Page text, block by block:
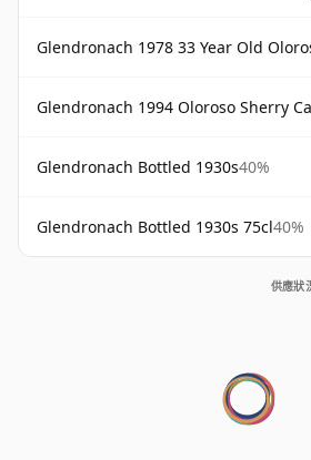
Glendronach 1978 33 Year Old Oloroso Sherry
Glendronach 1994 Oloroso Sherry
Glendronach Bottled 1930s40%
Glendronach Bottled 1930s 75cl40%
供應狀